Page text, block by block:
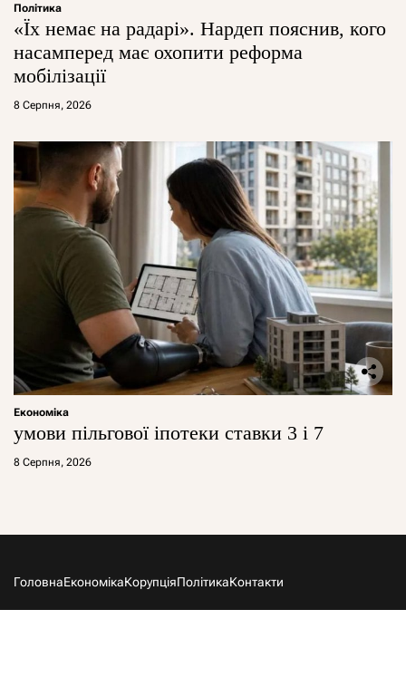
Політика
«Їх немає на радарі». Нардеп пояснив, кого
насамперед має охопити реформа
мобілізації
8 Серпня, 2026
Економіка
умови пільгової іпотеки ставки 3 і 7
8 Серпня, 2026
ГоловнаЕкономікаКорупціяПолітикаКонтакти